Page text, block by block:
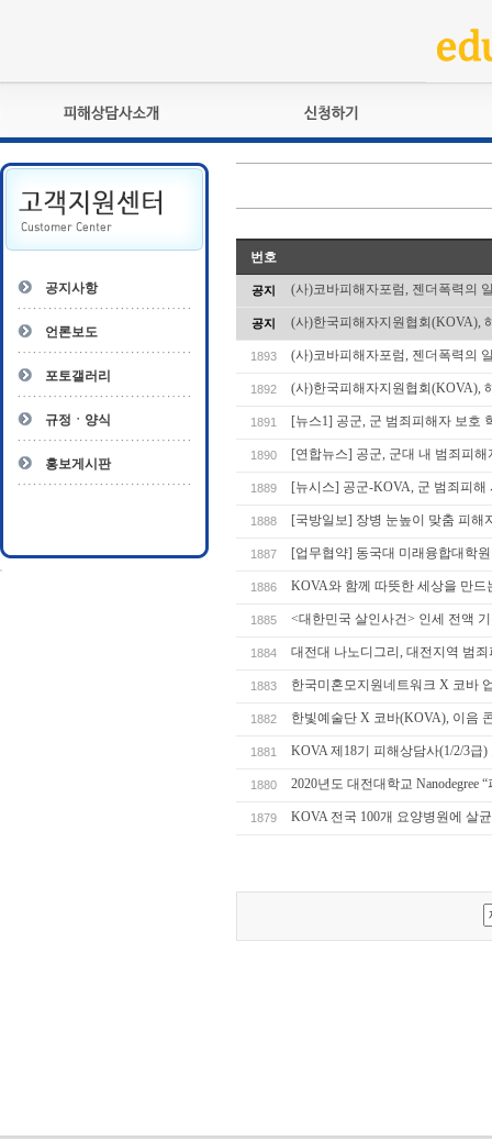
피해상담사란?
자격관리규정
상담사 자격증 확인
- 피해상담사 1급
- 전문수련감독자
- 전문수련기관
교육훈련
자격심사
자격복원
공지사항
언론보도
포토갤러리
규정ㆍ양식
홍보게시판
번호
공지 (사)코바피해자포럼, 젠더폭력의
공지 (사)한국피해자지원협회(KOVA),
1893 (사)코바피해자포럼, 젠더폭력의
1892 (사)한국피해자지원협회(KOVA),
1891 [뉴스1] 공군, 군 범죄피해자 보호
1890 [연합뉴스] 공군, 군대 내 범죄피
1889 [뉴시스] 공군-KOVA, 군 범죄피
1888 [국방일보] 장병 눈높이 맞춤 피해
1887 [업무협약] 동국대 미래융합대학원
1886 KOVA와 함께 따뜻한 세상을 만
1885 <대한민국 살인사건> 인세 전액
1884 대전대 나노디그리, 대전지역 범
1883 한국미혼모지원네트워크 X 코바
1882 한빛예술단 X 코바(KOVA), 이음
1881 KOVA 제18기 피해상담사(1/2/3급
1880 2020년도 대전대학교 Nanodegree
1879 KOVA 전국 100개 요양병원에 살